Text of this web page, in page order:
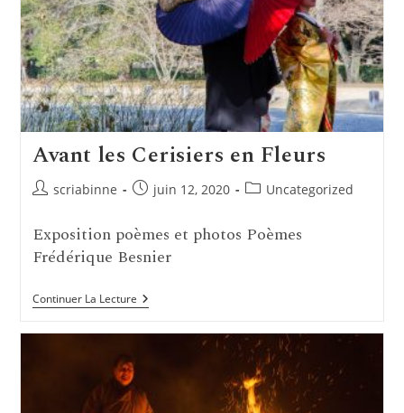
Avant les Cerisiers en Fleurs
Auteur/autrice
la
publication :
scriabinne
Publication
juin 12, 2020
PostUncategorized
Exposition poèmes et photos Poèmes
Frédérique Besnier
Continuer La LectureAvant
Les